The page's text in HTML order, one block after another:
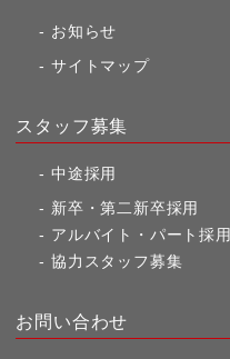
お知らせ
サイトマップ
スタッフ募集
中途採用
新卒・第二新卒採用
アルバイト・パート採用
協力スタッフ募集
お問い合わせ